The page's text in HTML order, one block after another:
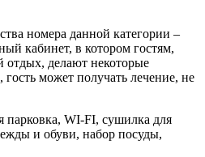
номера данной категории –
кабинет, в котором гостям,
делают некоторые
может получать лечение, не
парковка, WI-FI, сушилка для
и обуви, набор посуды,